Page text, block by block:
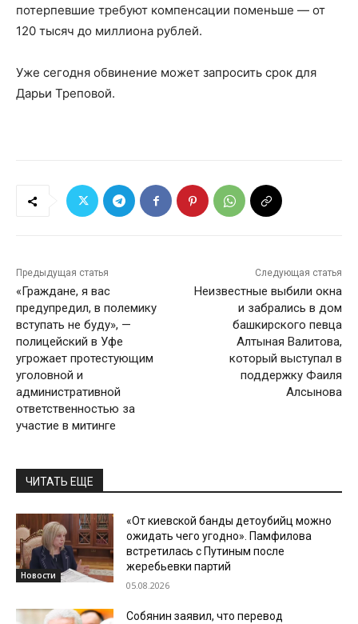
потерпевшие требуют компенсации поменьше — от
120 тысяч до миллиона рублей.
Уже сегодня обвинение может запросить срок для
Дарьи Треповой.
Предыдущая статья
«Граждане, я вас
предупредил, в полемику
вступать не буду», —
полицейский в Уфе
угрожает протестующим
уголовной и
административной
ответственностью за
участие в митинге
Следующая статья
Неизвестные выбили окна
и забрались в дом
башкирского певца
Алтыная Валитова,
который выступал в
поддержку Фаиля
Алсынова
ЧИТАТЬ ЕЩЕ
Новости
«От киевской банды детоубийц можно
ожидать чего угодно». Памфилова
встретилась с Путиным после
жеребьевки партий
05.08.2026
Собянин заявил, что перевод